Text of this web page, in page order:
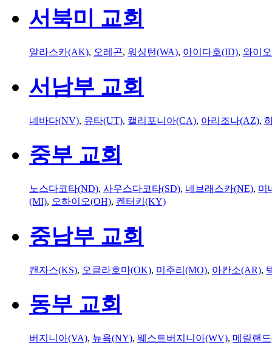
서북미 교회
알라스카(AK), 오레곤, 워싱턴(WA), 아이다호(ID), 와이
서남부 교회
네바다(NV), 유타(UT), 캘리포니아(CA), 아리조나(AZ),
중부 교회
노스다코타(ND), 사우스다코타(SD), 네브래스카(NE), 미
(MI), 오하이오(OH), 켄터키(KY)
중남부 교회
캔자스(KS), 오클라호마(OK), 미주리(MO), 아칸소(AR),
동부 교회
버지니아(VA), 뉴욕(NY), 웨스트버지니아(WV), 메릴랜